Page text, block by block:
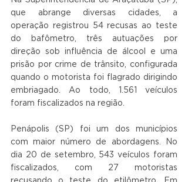
que abrange diversas cidades, a
operação registrou 54 recusas ao teste
do bafômetro, três autuações por
direção sob influência de álcool e uma
prisão por crime de trânsito, configurada
quando o motorista foi flagrado dirigindo
embriagado. Ao todo, 1.561 veículos
foram fiscalizados na região.
Penápolis (SP) foi um dos municípios
com maior número de abordagens. No
dia 20 de setembro, 543 veículos foram
fiscalizados, com 27 motoristas